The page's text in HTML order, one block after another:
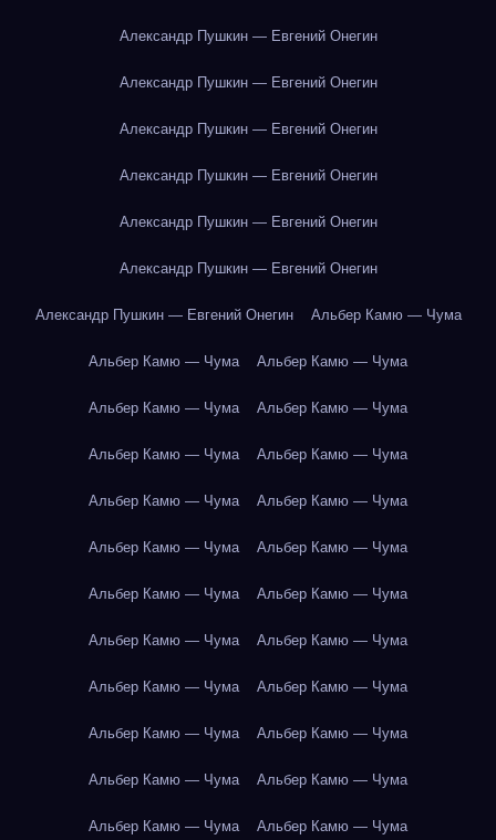
Александр Пушкин — Евгений Онегин
Александр Пушкин — Евгений Онегин
Александр Пушкин — Евгений Онегин
Александр Пушкин — Евгений Онегин
Александр Пушкин — Евгений Онегин
Александр Пушкин — Евгений Онегин
Александр Пушкин — Евгений Онегин Альбер Камю — Чума
Альбер Камю — Чума Альбер Камю — Чума
Альбер Камю — Чума Альбер Камю — Чума
Альбер Камю — Чума Альбер Камю — Чума
Альбер Камю — Чума Альбер Камю — Чума
Альбер Камю — Чума Альбер Камю — Чума
Альбер Камю — Чума Альбер Камю — Чума
Альбер Камю — Чума Альбер Камю — Чума
Альбер Камю — Чума Альбер Камю — Чума
Альбер Камю — Чума Альбер Камю — Чума
Альбер Камю — Чума Альбер Камю — Чума
Альбер Камю — Чума Альбер Камю — Чума